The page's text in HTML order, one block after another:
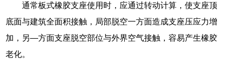
通常板式橡胶支座使用时，应通过转动计算，使支座顶
底面与建筑全面积接触，局部脱空一方面造成支座压应力增
加，另—方面支座脱空部位与外界空气接触，容易产生橡胶
老化。